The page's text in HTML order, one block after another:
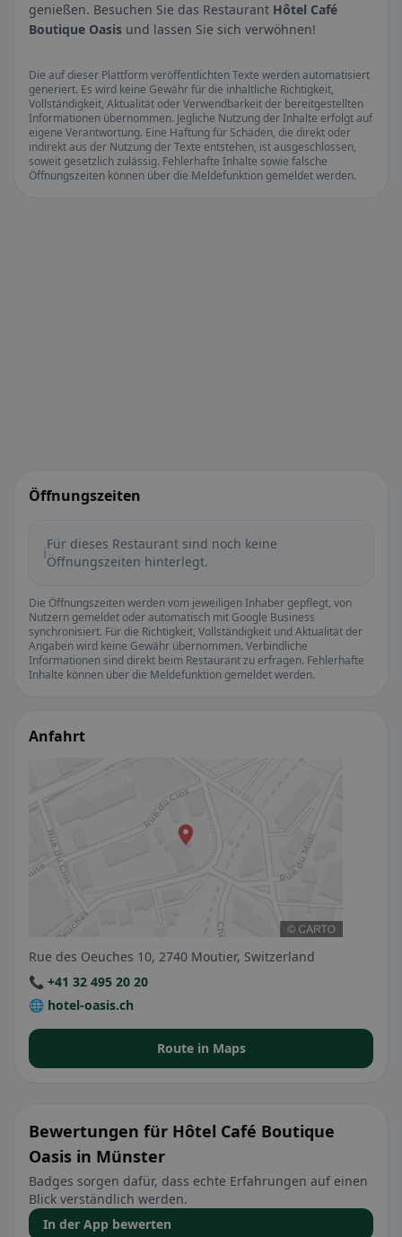
genießen. Besuchen Sie das Restaurant Hôtel Café
Boutique Oasis und lassen Sie sich verwöhnen!
Die auf dieser Plattform veröffentlichten Texte werden automatisiert
generiert. Es wird keine Gewähr für die inhaltliche Richtigkeit,
Vollständigkeit, Aktualität oder Verwendbarkeit der bereitgestellten
Informationen übernommen. Jegliche Nutzung der Inhalte erfolgt auf
eigene Verantwortung. Eine Haftung für Schäden, die direkt oder
indirekt aus der Nutzung der Texte entstehen, ist ausgeschlossen,
soweit gesetzlich zulässig. Fehlerhafte Inhalte sowie falsche
Öffnungszeiten können über die Meldefunktion gemeldet werden.
Öffnungszeiten
ℹ️Für dieses Restaurant sind noch keine
Öffnungszeiten hinterlegt.
Die Öffnungszeiten werden vom jeweiligen Inhaber gepflegt, von
Nutzern gemeldet oder automatisch mit Google Business
synchronisiert. Für die Richtigkeit, Vollständigkeit und Aktualität der
Angaben wird keine Gewähr übernommen. Verbindliche
Informationen sind direkt beim Restaurant zu erfragen. Fehlerhafte
Inhalte können über die Meldefunktion gemeldet werden.
Anfahrt
Rue des Oeuches 10, 2740 Moutier, Switzerland
📞 +41 32 495 20 20
🌐 hotel-oasis.ch
Route in Maps
Bewertungen für Hôtel Café Boutique
Oasis in Münster
Badges sorgen dafür, dass echte Erfahrungen auf einen
Blick verständlich werden.
In der App bewerten